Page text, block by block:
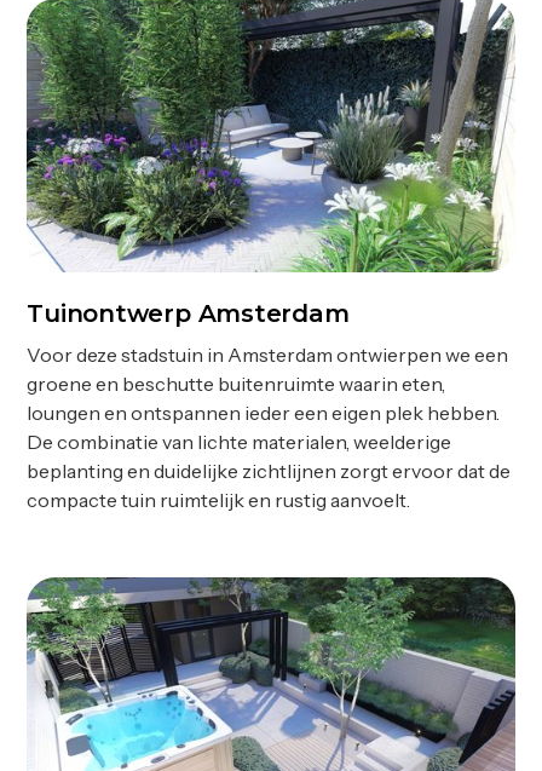
Ontwerp
Tuinontwerp Amsterdam
Voor deze stadstuin in Amsterdam ontwierpen we een
groene en beschutte buitenruimte waarin eten,
loungen en ontspannen ieder een eigen plek hebben.
De combinatie van lichte materialen, weelderige
beplanting en duidelijke zichtlijnen zorgt ervoor dat de
compacte tuin ruimtelijk en rustig aanvoelt.